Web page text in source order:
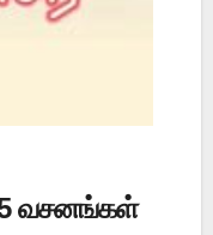
வசனங்கள்